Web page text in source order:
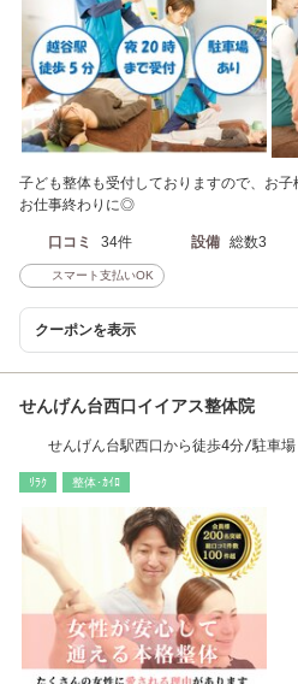
子ども整体も受付しておりますので、お子
お仕事終わりに◎
口コミ 34件 設備 総数3
スマート支払いOK
クーポンを表示
せんげん台西口イイアス整体院
せんげん台駅西口から徒歩4分/駐車
ﾘﾗｸ 整体･ｶｲﾛ